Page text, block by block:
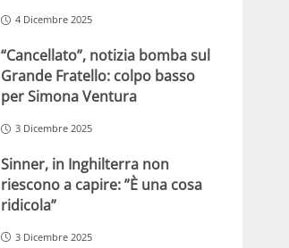
4 Dicembre 2025
“Cancellato”, notizia bomba sul
Grande Fratello: colpo basso
per Simona Ventura
3 Dicembre 2025
Sinner, in Inghilterra non
riescono a capire: ”È una cosa
ridicola”
3 Dicembre 2025